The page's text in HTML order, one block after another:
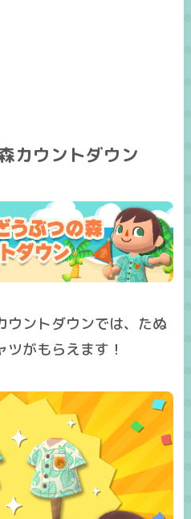
カウントダウン
ウントダウンでは、たぬ
がもらえます！